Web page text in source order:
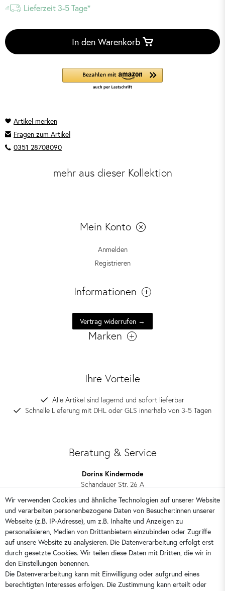
Lieferzeit 3-5 Tage*
In den Warenkorb
Fragen zum Artikel
0351 28708090
mehr aus dieser Kollektion
Mein Konto
Anmelden
Registrieren
Informationen
Vertrag widerrufen →
Marken
Ihre Vorteile
Alle Artikel sind lagernd und sofort lieferbar
Schnelle Lieferung mit DHL oder GLS innerhalb von 3-5 Tagen
Beratung & Service
Dorins Kindermode
Schandauer Str. 26 A
01309 Dresden
0351 28708090
kontakt@dorins-kindermode.de
Sie erreichen uns: Montag - Freitag 9 - 16 Uhr
Wir verwenden Cookies und ähnliche Technologien auf unserer Website
und verarbeiten personenbezogene Daten von Besucher:innen unserer
Webseite (z.B. IP-Adresse), um z.B. Inhalte und Anzeigen zu
personalisieren, Medien von Drittanbietern einzubinden oder Zugriffe
auf unsere Website zu analysieren. Die Datenverarbeitung erfolgt erst
durch gesetzte Cookies. Wir teilen diese Daten mit Dritten, die wir in
den Einstellungen benennen.
Die Datenverarbeitung kann mit Einwilligung oder aufgrund eines
berechtigten Interesses erfolgen. Die Zustimmung kann erteilt oder